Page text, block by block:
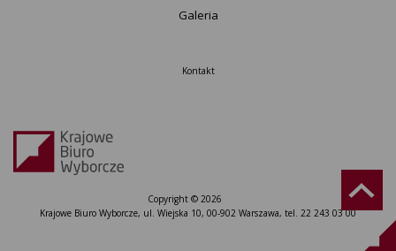
Galeria
Kontakt
Copyright © 2026
Krajowe Biuro Wyborcze, ul. Wiejska 10, 00-902 Warszawa, tel. 22 243 03 00